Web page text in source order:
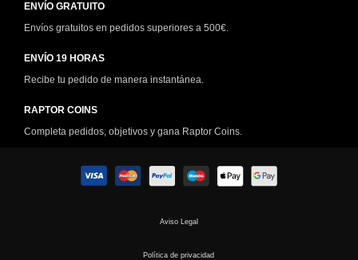
ENVÍO GRATUITO
Envíos gratuitos en pedidos superiores a 500€.
ENVÍO 19 HORAS
Recibe tu pedido de manera instantánea.
RAPTOR COINS
Completa pedidos, objetivos y gana Raptor Coins.
Aviso Legal
Política de privacidad